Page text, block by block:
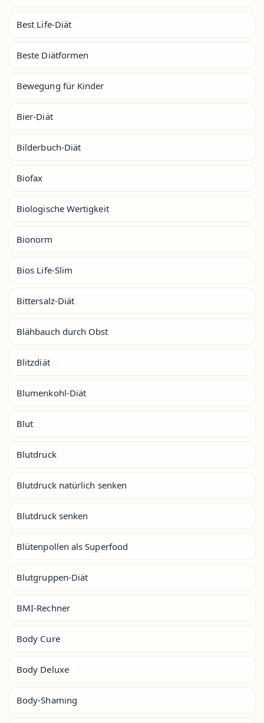
Best Life-Diät
Beste Diätformen
Bewegung für Kinder
Bier-Diät
Bilderbuch-Diät
Biofax
Biologische Wertigkeit
Bionorm
Bios Life-Slim
Bittersalz-Diät
Blähbauch durch Obst
Blitzdiät
Blumenkohl-Diät
Blut
Blutdruck
Blutdruck natürlich senken
Blutdruck senken
Blütenpollen als Superfood
Blutgruppen-Diät
BMI-Rechner
Body Cure
Body Deluxe
Body-Shaming